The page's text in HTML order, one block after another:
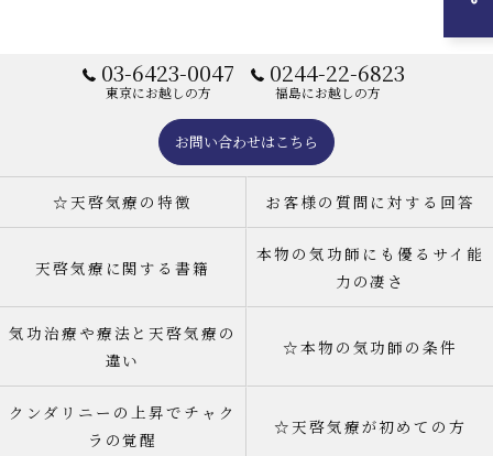
03-6423-0047
東京にお越しの方
0244-22-6823
福島にお越しの方
お問い合わせはこちら
☆天啓気療の特徴 お客様の質問に対する回答
天啓気療に関する書籍
本物の気功師にも優るサイ能
力の凄さ
気功治療や療法と天啓気療の
違い
☆本物の気功師の条件
クンダリニーの上昇でチャク
ラの覚醒
☆天啓気療が初めての方